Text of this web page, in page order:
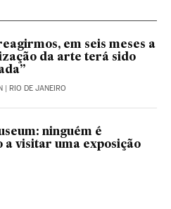
em seis meses a
da arte terá sido
| RIO DE JANEIRO
ninguém é
a visitar uma exposição